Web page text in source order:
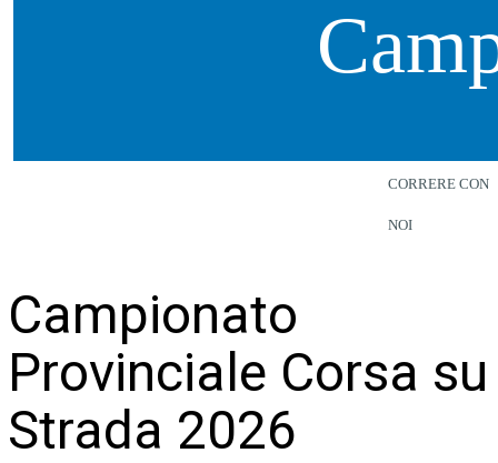
CORRERE CON
NOI
Campionato
Provinciale Corsa su
Strada 2026